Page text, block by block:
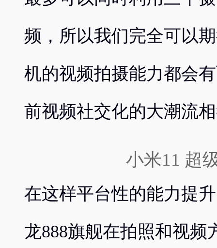
频，所以我们完全可以
机的视频拍摄能力都会
前视频社交化的大潮流
小米11 超
在这样平台性的能力提
龙888旗舰在拍照和视